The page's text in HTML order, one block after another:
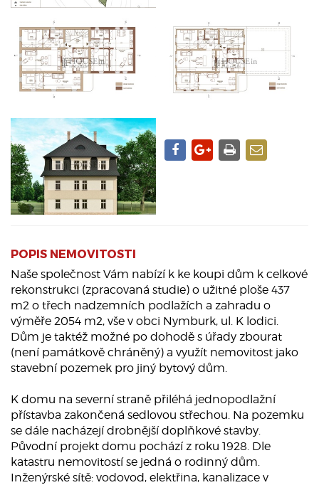
POPIS NEMOVITOSTI
Naše společnost Vám nabízí k ke koupi dům k celkové
rekonstrukci (zpracovaná studie) o užitné ploše 437
m2 o třech nadzemních podlažích a zahradu o
výměře 2054 m2, vše v obci Nymburk, ul. K lodici.
Dům je taktéž možné po dohodě s úřady zbourat
(není památkově chráněný) a využít nemovitost jako
stavební pozemek pro jiný bytový dům.
K domu na severní straně přiléhá jednopodlažní
přístavba zakončená sedlovou střechou. Na pozemku
se dále nacházejí drobnější doplňkové stavby.
Původní projekt domu pochází z roku 1928. Dle
katastru nemovitostí se jedná o rodinný dům.
Inženýrské sítě: vodovod, elektřina, kanalizace v